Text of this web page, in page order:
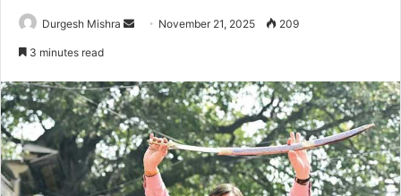
Durgesh Mishra
Send November 21, 2025 209
3 minutes read